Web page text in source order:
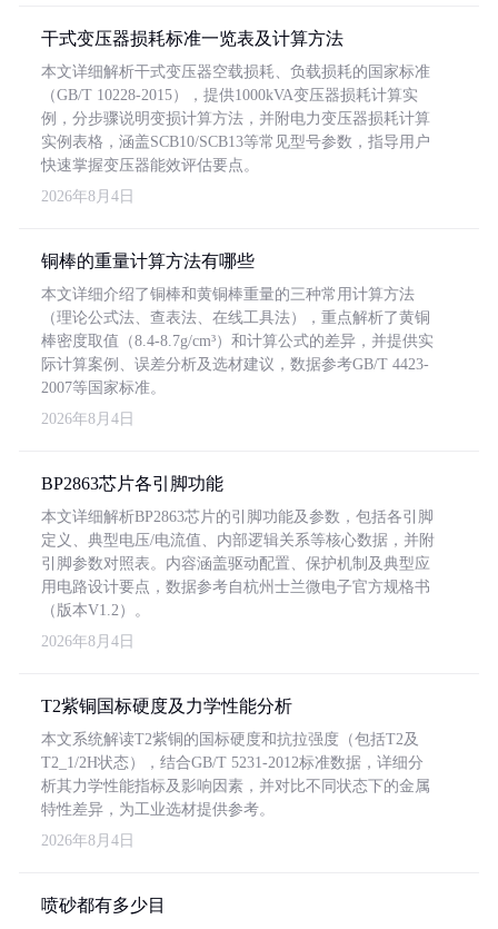
干式变压器损耗标准一览表及计算方法
本文详细解析干式变压器空载损耗、负载损耗的国家标准
（GB/T 10228-2015），提供1000kVA变压器损耗计算实
例，分步骤说明变损计算方法，并附电力变压器损耗计算
实例表格，涵盖SCB10/SCB13等常见型号参数，指导用户
快速掌握变压器能效评估要点。
2026年8月4日
铜棒的重量计算方法有哪些
本文详细介绍了铜棒和黄铜棒重量的三种常用计算方法
（理论公式法、查表法、在线工具法），重点解析了黄铜
棒密度取值（8.4-8.7g/cm³）和计算公式的差异，并提供实
际计算案例、误差分析及选材建议，数据参考GB/T 4423-
2007等国家标准。
2026年8月4日
BP2863芯片各引脚功能
本文详细解析BP2863芯片的引脚功能及参数，包括各引脚
定义、典型电压/电流值、内部逻辑关系等核心数据，并附
引脚参数对照表。内容涵盖驱动配置、保护机制及典型应
用电路设计要点，数据参考自杭州士兰微电子官方规格书
（版本V1.2）。
2026年8月4日
T2紫铜国标硬度及力学性能分析
本文系统解读T2紫铜的国标硬度和抗拉强度（包括T2及
T2_1/2H状态），结合GB/T 5231-2012标准数据，详细分
析其力学性能指标及影响因素，并对比不同状态下的金属
特性差异，为工业选材提供参考。
2026年8月4日
喷砂都有多少目